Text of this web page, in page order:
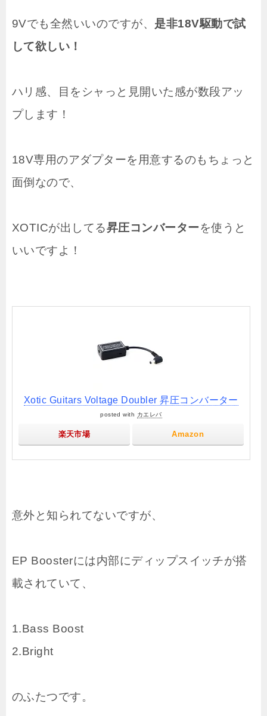
9Vでも全然いいのですが、 是非18V駆動で試
して欲しい！
ハリ感、目をシャっと見開いた感が数段アッ
プします！
18V専用のアダプターを用意するのもちょっと
面倒なので、
XOTICが出してる昇圧コンバーターを使うと
いいですよ！
Xotic Guitars Voltage Doubler 昇圧コンバーター
posted with カエレバ
楽天市場 Amazon
意外と知られてないですが、
EP Boosterには内部にディップスイッチが搭
載されていて、
1.Bass Boost
2.Bright
のふたつです。